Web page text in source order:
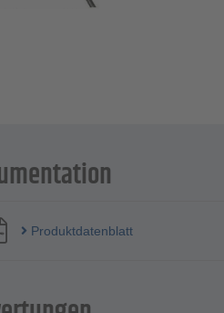
Produktdatenblatt